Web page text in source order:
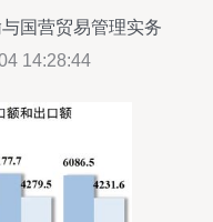
国营贸易管理实务
14:28:44